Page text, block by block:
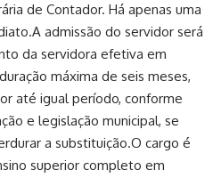
de Contador. Há apenas uma
admissão do servidor será
da servidora efetiva em
máxima de seis meses,
até igual período, conforme
e legislação municipal, se
a substituição.O cargo é
superior completo em